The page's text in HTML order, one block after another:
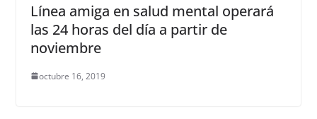
Línea amiga en salud mental operará
las 24 horas del día a partir de
noviembre
octubre 16, 2019